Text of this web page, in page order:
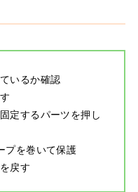
いるか確認
定するパーツを押し
プを巻いて保護
戻す